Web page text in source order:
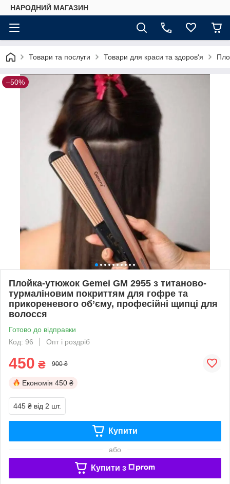
НАРОДНИЙ МАГАЗИН
Товари та послуги Товари для краси та здоров'я
–50%
Плойка-утюжок Gemei GM 2955 з титаново-
турмаліновим покриттям для гофре та
прикореневого об’єму, професійні щипці для
волосся
Готово до відправки
Код: 96
Опт і роздріб
450 ₴ 900 ₴
Економія 450 ₴
445 ₴ від 2 шт.
Купити
або
Купити з